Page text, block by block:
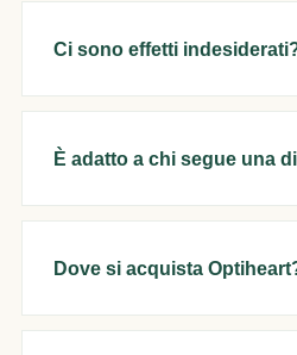
Ci sono effetti
È adatto a chi segue una
Dove si acquista